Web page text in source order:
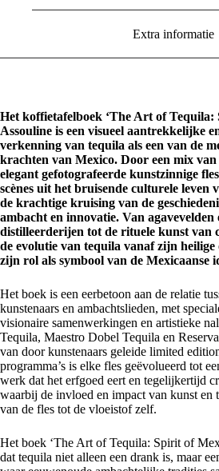
Extra informatie
Het koffietafelboek ‘The Art of Tequila:
Assouline is een visueel aantrekkelijke
verkenning van tequila als een van de
krachten van Mexico. Door een mix van
elegant gefotografeerde kunstzinnige
scènes uit het bruisende culturele leven
de krachtige kruising van de
ambacht en innovatie. Van agavevelden
distilleerderijen tot de rituele kunst van
de evolutie van tequila vanaf zijn
zijn rol als symbool van de Mexicaanse
Het boek is een eerbetoon aan de relatie
kunstenaars en ambachtslieden, met
visionaire samenwerkingen en artistieke
Tequila, Maestro Dobel Tequila en
van door kunstenaars geleide limited
programma’s is elke fles geëvolueerd tot
werk dat het erfgoed eert en tegelijkertijd
waarbij de invloed en impact van kunst en
van de fles tot de vloeistof zelf.
Het boek ‘The Art of Tequila: Spirit of
dat tequila niet alleen een drank is, maar